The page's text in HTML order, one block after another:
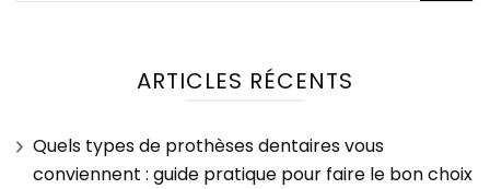
ARTICLES RÉCENTS
Quels types de prothèses dentaires vous
conviennent : guide pratique pour faire le bon choix